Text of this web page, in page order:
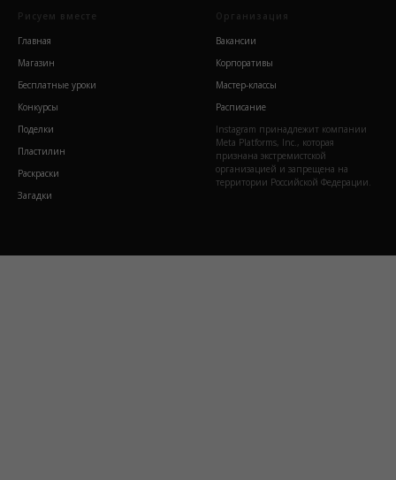
Рисуем вместе
Главная
Магазин
Бесплатные уроки
Конкурсы
Поделки
Пластилин
Раскраски
Загадки
Организация
Вакансии
Корпоративы
Мастер-классы
Расписание
Instagram принадлежит компании
Meta Platforms, Inc., которая
признана экстремистской
организацией и запрещена на
территории Российской Федерации.